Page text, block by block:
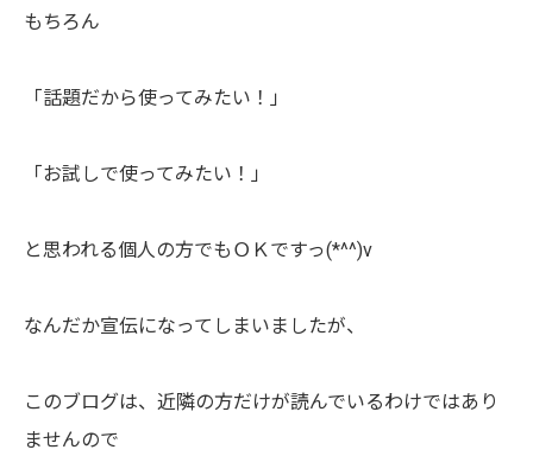
もちろん
「話題だから使ってみたい！」
「お試しで使ってみたい！」
と思われる個人の方でもＯＫですっ(*^^)v
なんだか宣伝になってしまいましたが、
このブログは、近隣の方だけが読んでいるわけではあり
ませんので